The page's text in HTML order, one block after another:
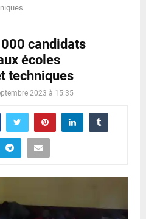
candidats
écoles
techniques
2023 à 15:35